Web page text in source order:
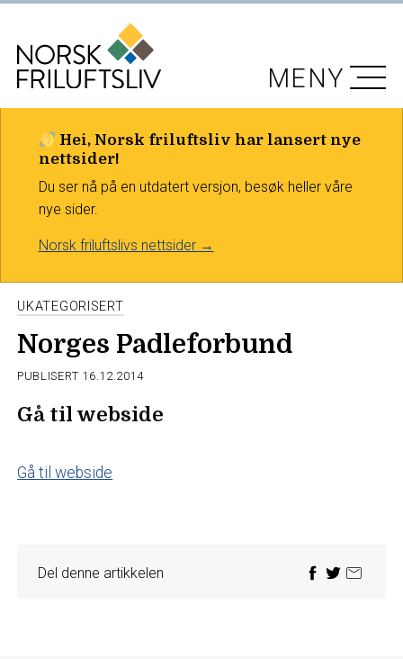
Hei, Norsk friluftsliv har lansert nye
nettsider!
Du ser nå på en utdatert versjon, besøk heller våre
nye sider.
Norsk friluftslivs nettsider →
MENY
UKATEGORISERT
Norges Padleforbund
PUBLISERT 16.12.2014
Gå til webside
Gå til webside
Del denne artikkelen